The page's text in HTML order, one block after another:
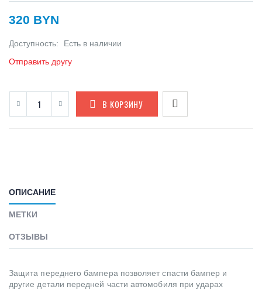
320 BYN
Доступность:
Есть в наличии
Отправить другу
В КОРЗИНУ
ОПИСАНИЕ
МЕТКИ
ОТЗЫВЫ
Защита переднего бампера позволяет спасти бампер и
другие детали передней части автомобиля при ударах